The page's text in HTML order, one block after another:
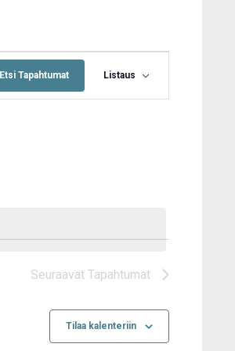
Etsi Tapahtumat
Views
Navigation
Listaus
Seuraavat Tapahtumat
Tilaa kalenteriin